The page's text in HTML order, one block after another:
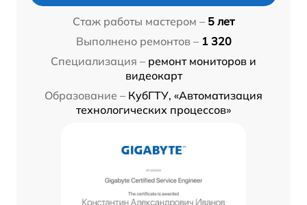
Стаж работы мастером – 5 лет
Выполнено ремонтов – 1 320
Специализация – ремонт мониторов и
видеокарт
Образование – КубГТУ, «Автоматизация
технологических процессов»